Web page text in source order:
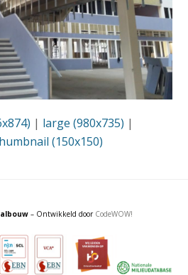
| large (980x735) |
(150x150)
– Ontwikkeld door CodeWOW!